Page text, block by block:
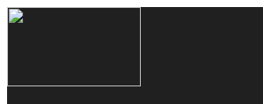
Skip
Skip